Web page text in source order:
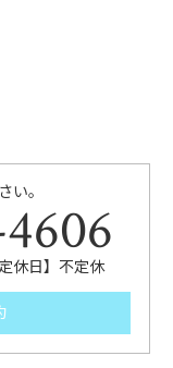
い。
休日】不定休